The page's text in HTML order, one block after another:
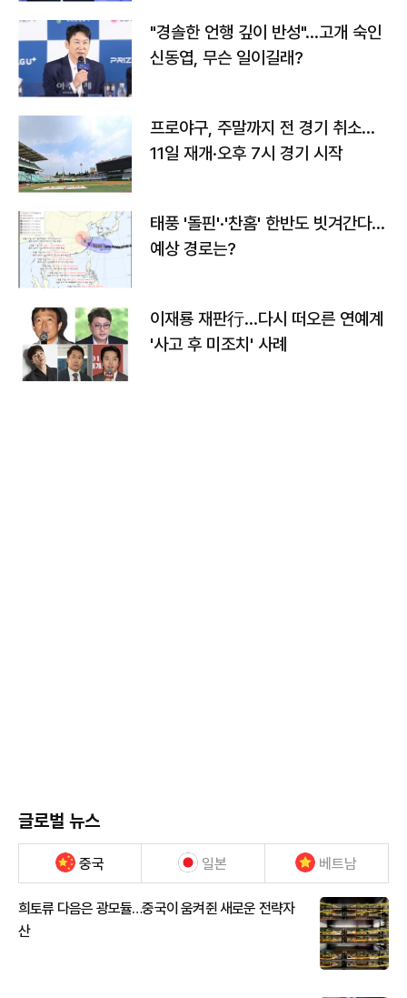
"경솔한 언행 깊이 반성"…고개 숙인
신동엽, 무슨 일이길래?
프로야구, 주말까지 전 경기 취소…
11일 재개·오후 7시 경기 시작
태풍 '돌핀'·'찬홈' 한반도 빗겨간다…
예상 경로는?
이재룡 재판行…다시 떠오른 연예계
'사고 후 미조치' 사례
글로벌 뉴스
중국 일본 베트남
희토류 다음은 광모듈…중국이 움켜쥔 새로운 전략자
산